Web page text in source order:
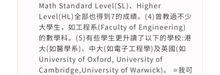
Math Standard Level(SL)、Higher
Level(HL)全部也得到7的成績。(4)曾教過不少
大學生，如工程系(Faculty of Engineering)
的數學科。(5)有些學生更升讀了以下的學校:港
大(如醫學系)、中大(如電子工程學)及英國(如
University of Oxford, University of
Cambridge,University of Warwick)。 ⭐️我可